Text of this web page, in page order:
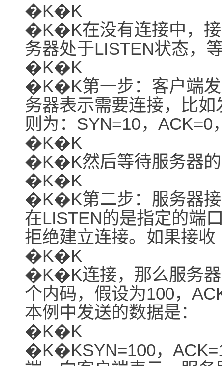
�K�K
�K�K在没有连接中，接
务器处于LISTEN状态，
�K�K
�K�K第一步：客户端发
务器表示需要连接，比
则为：SYN=10，ACK=0
�K�K
�K�K然后等待服务器
�K�K
�K�K第二步：服务器接
在LISTEN的是指定的端
拒绝建立连接。如果接收
�K�K
�K�K连接，那么服务器
个内码，假设为100，
本例中发送的数据是：
�K�K
�K�KSYN=100，